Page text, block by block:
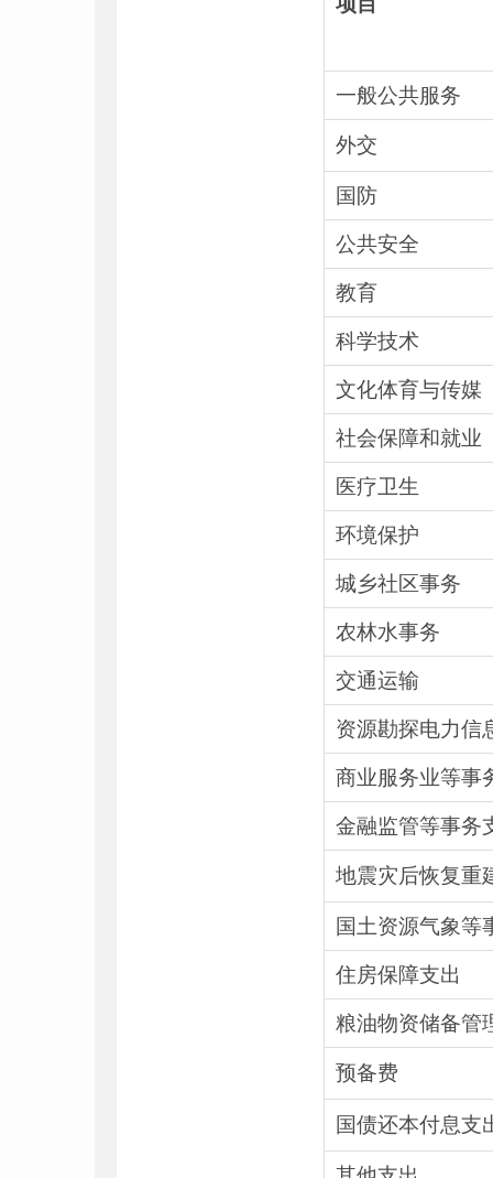
一般公共服务
外交
国防
公共安全
教育
科学技术
文化体育与传媒
社会保障和就业
医疗卫生
环境保护
城乡社区事务
农林水事务
交通运输
资源勘探电力信
商业服务业等事
金融监管等事务
地震灾后恢复重
国土资源气象等
住房保障支出
粮油物资储备管
预备费
国债还本付息支